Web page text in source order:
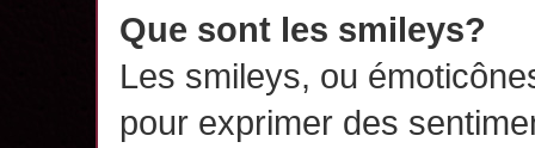
Que sont les smileys?
Les smileys, ou
pour exprimer des